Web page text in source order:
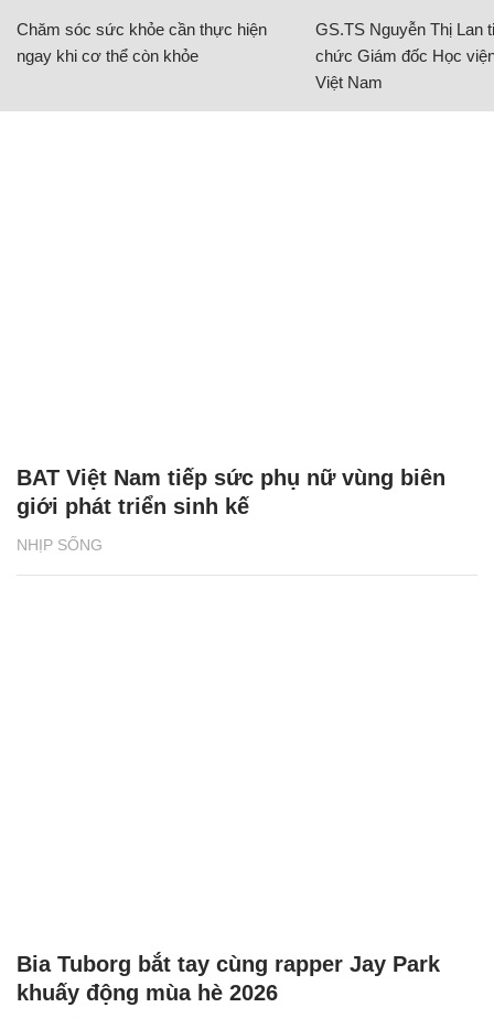
Chăm sóc sức khỏe cần thực hiện
ngay khi cơ thể còn khỏe
GS.TS Nguyễn Thị Lan
chức Giám đốc Học
Việt Nam
NHỊP SỐNG
BAT Việt Nam tiếp sức phụ nữ vùng biên
giới phát triển sinh kế
Bia Tuborg bắt tay cùng rapper Jay Park
khuấy động mùa hè 2026